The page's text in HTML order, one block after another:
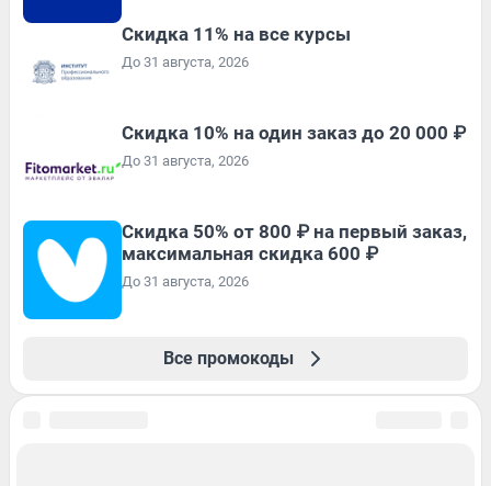
Скидка 11% на все курсы
До 31 августа, 2026
Скидка 10% на один заказ до 20 000 ₽
До 31 августа, 2026
Скидка 50% от 800 ₽ на первый заказ,
максимальная скидка 600 ₽
До 31 августа, 2026
Все промокоды